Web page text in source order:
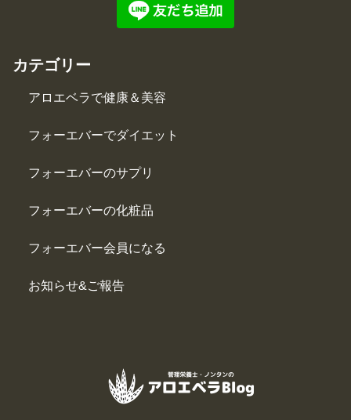
カテゴリー
アロエベラで健康＆美容
フォーエバーでダイエット
フォーエバーのサプリ
フォーエバーの化粧品
フォーエバー会員になる
お知らせ&ご報告